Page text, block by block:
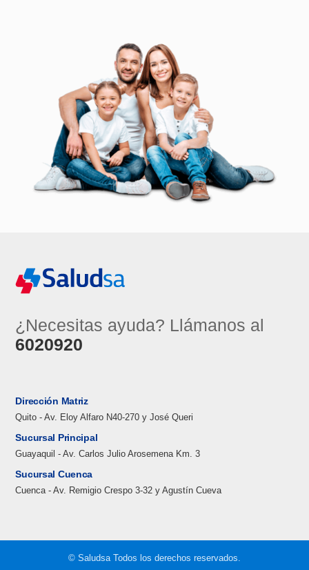
Dirección Matriz
Quito - Av. Eloy Alfaro N40-270 y José Queri
Sucursal Principal
Guayaquil - Av. Carlos Julio Arosemena Km. 3
Sucursal Cuenca
Cuenca - Av. Remigio Crespo 3-32 y Agustín Cueva
¿Necesitas ayuda? Llámanos al
6020920
© Saludsa Todos los derechos reservados.